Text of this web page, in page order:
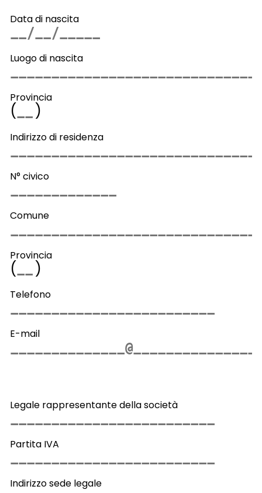
Data di nascita
Luogo di nascita
Provincia
( )
Indirizzo di residenza
N° civico
Comune
Provincia
( )
Telefono
E-mail
Legale rappresentante della società
Partita IVA
Indirizzo sede legale